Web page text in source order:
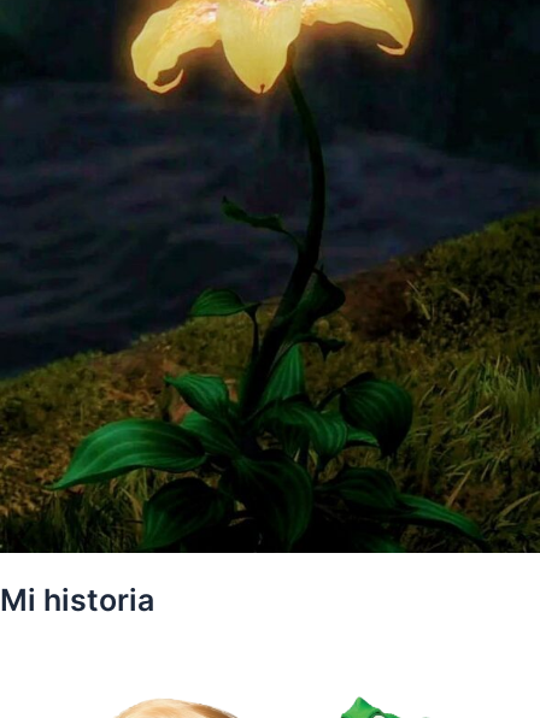
Mi historia